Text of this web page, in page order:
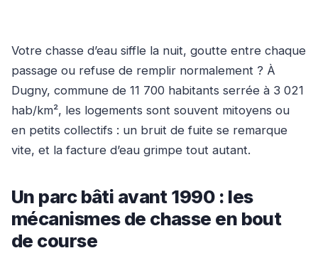
Votre chasse d’eau siffle la nuit, goutte entre chaque
passage ou refuse de remplir normalement ? À
Dugny, commune de 11 700 habitants serrée à 3 021
hab/km², les logements sont souvent mitoyens ou
en petits collectifs : un bruit de fuite se remarque
vite, et la facture d’eau grimpe tout autant.
Un parc bâti avant 1990 : les
mécanismes de chasse en bout
de course